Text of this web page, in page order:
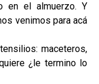
en el almuerzo. Y
venimos para acá
maceteros,
¿le termino lo